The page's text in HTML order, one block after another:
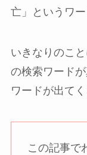
亡」というワ
いきなりのこ
の検索ワード
ワードが出て
この記事で